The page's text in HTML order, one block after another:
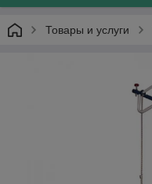
Товары и услуги